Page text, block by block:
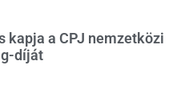
kapja a CPJ nemzetközi
díját